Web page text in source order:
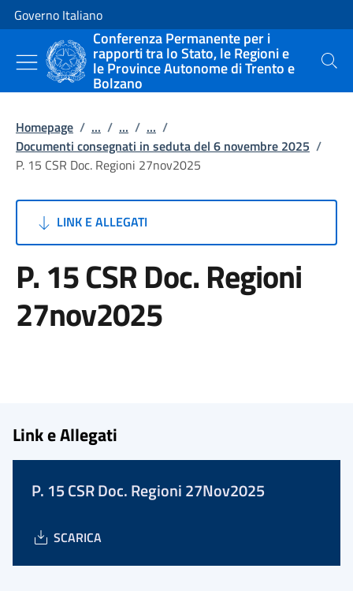
Vai al contenuto
Vai alla navigazione del sito
Governo Italiano
Conferenza Permanente per i
rapporti tra lo Stato, le Regioni e
le Province Autonome di Trento e
Bolzano
Cerca
Homepage / ... / ... / ... /
Documenti consegnati in seduta del 6 novembre 2025 /
P. 15 CSR Doc. Regioni 27nov2025
LINK E ALLEGATI
P. 15 CSR Doc. Regioni
27nov2025
Link e Allegati
P. 15 CSR Doc. Regioni 27Nov2025
SCARICA